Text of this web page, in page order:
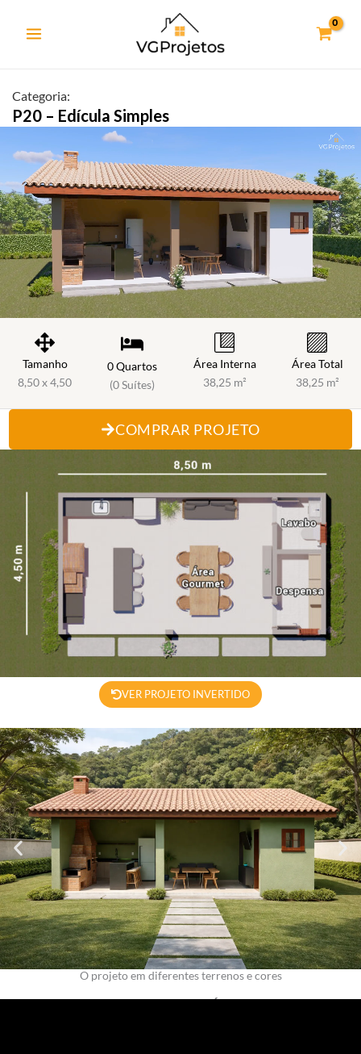
para
Categoria:
P20 – Edícula Simples
Tamanho
8,50 x 4,50
0 Quartos
(0 Suítes)
Área Interna
38,25 m²
Área Total
38,25 m²
COMPRAR PROJETO
VER PROJETO INVERTIDO
O projeto em diferentes terrenos e cores